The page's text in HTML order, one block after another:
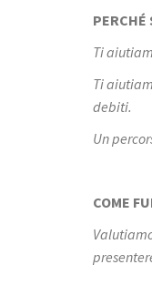
PERCHÉ
Ti
Ti
debiti.
Un
COME